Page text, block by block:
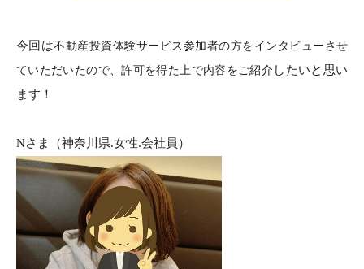
今回は不動産投資体験サービス参加者の方をインタビューさせ
ていただいたので、許可を得た上で内容をご紹介 したいと思い
ます！
Nさま（神奈川県.女性.会社員）